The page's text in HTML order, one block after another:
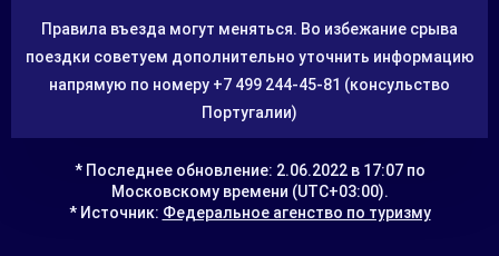
Правила въезда могут меняться. Во избежание срыва
поездки советуем дополнительно уточнить информацию
напрямую по номеру +7 499 244-45-81 (консульство
Португалии)
* Последнее обновление: 2.06.2022 в 17:07 по
Московскому времени (UTC+03:00).
* Источник: Федеральное агенство по туризму